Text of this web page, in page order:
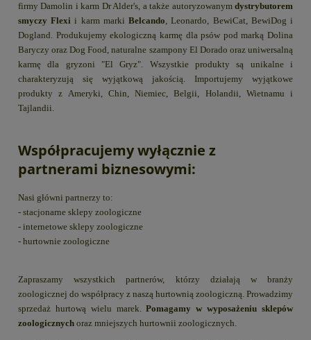
firmy Damolin i karm Dr Alder's, a także autoryzowanym dystrybutorem
smyczy Flexi i karm markiBelcando, Leonardo, BewiCat, BewiDog i
Dogland. Produkujemy ekologiczną karmę dla psów pod marką Dolina
Baryczy oraz Dog Food, naturalne szampony El Dorado oraz uniwersalną
karmę dla gryzoni "El Gryz". Wszystkie produkty są unikalne i
charakteryzują się wyjątkową jakością. Importujemy wyjątkowe
produkty z Ameryki, Chin, Niemiec, Belgii, Holandii, Wietnamu i
Tajlandii.
Współpracujemy wyłącznie z
partnerami biznesowymi:
Nasi główni partnerzy to:
- stacjonarne sklepy zoologiczne
- internetowe sklepy zoologiczne
- hurtownie zoologiczne
Zapraszamy wszystkich partnerów, którzy działają w branży
zoologicznej do współpracy z naszą hurtownią zoologiczną. Prowadzimy
sprzedaż hurtową wielu marek.Pomagamy w wyposażeniu sklepów
zoologicznych oraz mniejszych hurtownii zoologicznych.